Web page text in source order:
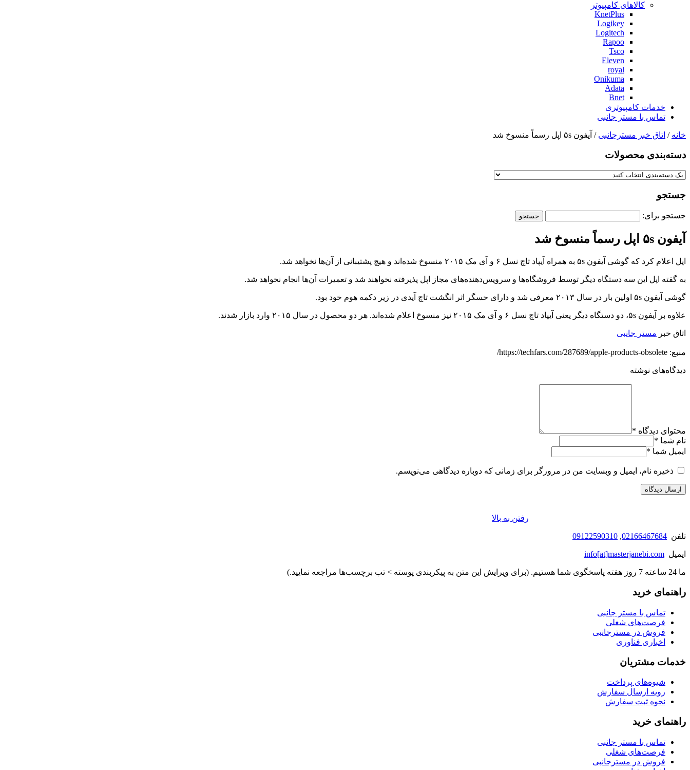
کالاهای کامپیوتر
KnetPlus
Logikey
Logitech
Rapoo
Tsco
Eleven
royal
Onikuma
Adata
Bnet
خدمات کامپیوتری
تماس با مستر جانبی
خانه / اتاق خبر مسترجانبی / آیفون ۵s اپل رسماً منسوخ شد
دسته‌بندی‌ محصولات
جستجو
جستجو برای:
آیفون ۵s اپل رسماً منسوخ شد
اپل اعلام کرد که گوشی آیفون ۵s به همراه آیپاد تاچ نسل ۶ و آی مک ۲۰۱۵ منسوخ شده‌اند و هیچ پشتیبانی از آن‌ها نخواهد شد.
به گفته اپل این سه دستگاه دیگر توسط فروشگاه‌ها و سرویس‌دهنده‌های مجاز اپل پذیرفته نخواهند شد و تعمیرات آن‌ها انجام نخواهد شد.
گوشی آیفون ۵s اولین بار در سال ۲۰۱۳ معرفی شد و دارای حسگر اثر انگشت تاچ آیدی در زیر دکمه هوم خود بود.
علاوه بر آیفون ۵s، دو دستگاه دیگر یعنی آیپاد تاچ نسل ۶ و آی مک ۲۰۱۵ نیز منسوخ اعلام شده‌اند. هر دو محصول در سال ۲۰۱۵ وارد بازار شدند.
اتاق خبر مستر جانبی
منبع: https://techfars.com/287689/apple-products-obsolete/
دیدگاه‌های نوشته
محتوای دیدگاه *
نام شما *
ایمیل شما *
ذخیره نام، ایمیل و وبسایت من در مرورگر برای زمانی که دوباره دیدگاهی می‌نویسم.
رفتن به بالا
تلفن 02166467684
,
09122590310
ایمیل info[at]masterjanebi.com
ما 24 ساعته 7 روز هفته پاسخگوی شما هستیم. (برای ویرایش این متن به پیکربندی پوسته > تب برچسب‌ها مراجعه نمایید.)
راهنمای خرید
تماس با مستر جانبی
فرصت‌های شغلی
فروش در مسترجانبی
اخباری فناوری
خدمات مشتریان
شیوه‌های پرداخت
رویه ارسال سفارش
نحوه ثبت سفارش
راهنمای خرید
تماس با مستر جانبی
فرصت‌های شغلی
فروش در مسترجانبی